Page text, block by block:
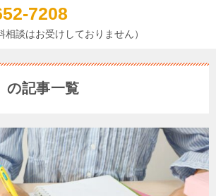
7208
相談はお受けしておりません）
の記事一覧